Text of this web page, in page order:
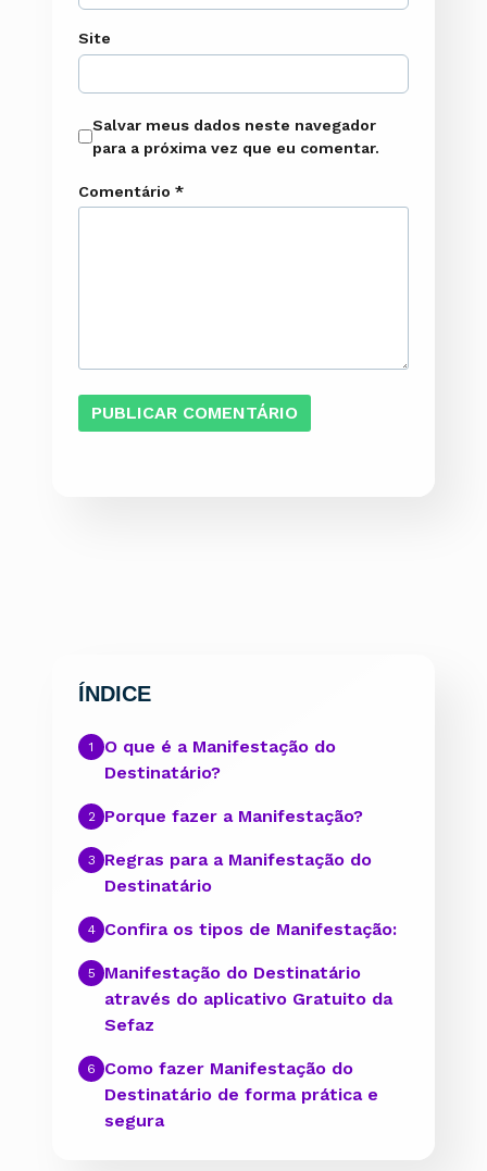
Site
Salvar meus dados neste navegador
para a próxima vez que eu comentar.
Comentário *
ÍNDICE
O que é a Manifestação do
Destinatário?
Porque fazer a Manifestação?
Regras para a Manifestação do
Destinatário
Confira os tipos de Manifestação:
Manifestação do Destinatário
através do aplicativo Gratuito da
Sefaz
Como fazer Manifestação do
Destinatário de forma prática e
segura